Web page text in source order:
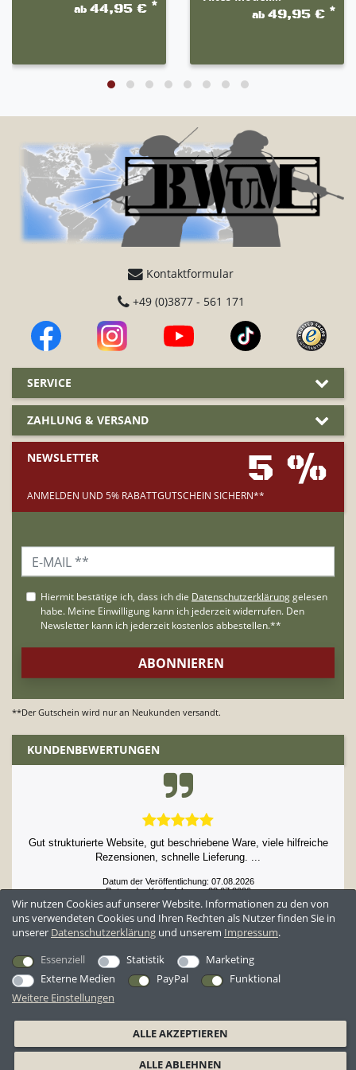
ab44,95 € *
ab 49,95 € *
Kontaktformular
+49 (0)3877 - 561 171
SERVICE
ZAHLUNG & VERSAND
NEWSLETTER 5 %
ANMELDEN UND 5% RABATTGUTSCHEIN SICHERN**
**Der Gutschein wird nur an Neukunden versandt.
KUNDENBEWERTUNGEN
Gut strukturierte Website, gut beschriebene Ware, viele hilfreiche
Rezensionen, schnelle Lieferung. ...
Datum der Veröffentlichung: 07.08.2026
Datum der Kauferfahrung: 23.07.2026
Wir nutzen Cookies auf unserer Website. Informationen zu den von
uns verwendeten Cookies und Ihren Rechten als Nutzer finden Sie in
unserer Daten­schutz­erklärung und unserem Impressum.
Essenziell
Statistik
Marketing
Externe Medien
PayPal
Funktional
Weitere Einstellungen
ALLE AKZEPTIEREN
ALLE ABLEHNEN
AGB Datenschutzerklärung Widerrufsrecht
Widerrufsformular